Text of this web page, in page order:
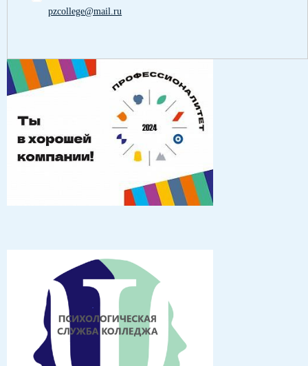
pzcollege@mail.ru